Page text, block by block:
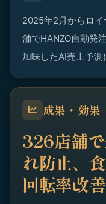
2025年2月からロ
舗でHANZO自動発
加味したAI売上予測
成果・効果
326店舗
れ防止、
回転率改善